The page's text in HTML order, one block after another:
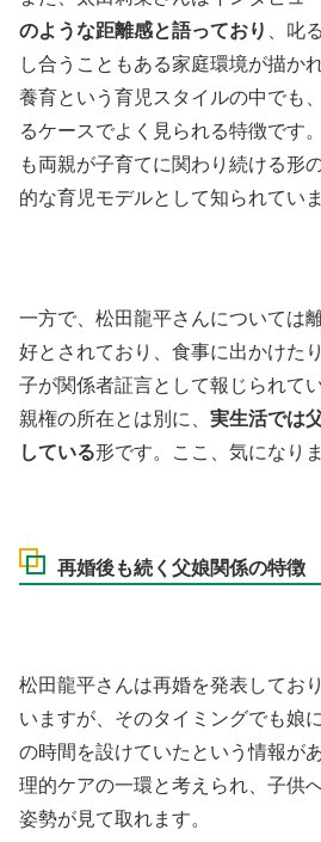
のような距離感と語っており
、叱
し合うこともある家庭環境が描か
養育という育児スタイルの中でも
るケースでよく見られる特徴です
も両親が子育てに関わり続ける形
的な育児モデルとして知られていま
一方で、松田龍平さんについては
好とされており、食事に出かけた
子が関係者証言として報じられて
親権の所在とは別に、 実生活では
している形です。ここ、気になり
再婚後も続く父娘関係の特徴
松田龍平さんは再婚を発表してお
いますが、そのタイミングでも娘
の時間を設けていたという情報が
理的ケアの一環と考えられ、子供
姿勢が見て取れます。